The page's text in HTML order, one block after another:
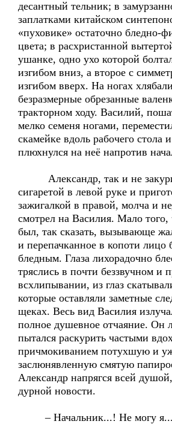
десантный тельник; в
заплатками китайском
«пуховике» остаточно бледно-
цвета; в расхристанной
ушанке, одно ухо которой
изгибом вниз, а второе с
изгибом вверх. На ногах хлябали
безразмерные обрезанные
тракторном ходу. Василий,
мелко семеня ногами,
скамейке вдоль рабочего стола
плюхнулся на неё напротив
Александр, так и не
сигаретой в левой руке и
зажигалкой в правой, молча и
смотрел на Василия. Мало того,
был, так сказать, вызывающе
и перепачканное в копоти лицо
бледным. Глаза лихорадочно
тряслись в почти беззвучном и
всхлипывании, из глаз
которые оставляли заметные
щеках. Весь вид Василия
полное душевное отчаяние. Он
пытался раскурить частыми
причмокиванием потухшую и
заслюнявленную смятую
Александр напрягся всей
дурной новости.
– Начальник...! Не могу я...,